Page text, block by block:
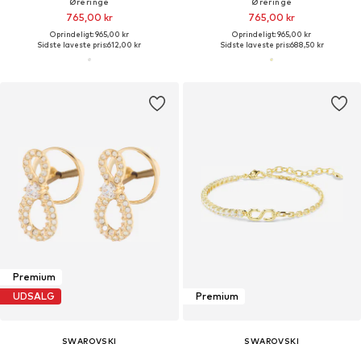
765,00 kr
Oprindeligt: 965,00 kr
Sidste laveste pris:612,00 kr
765,00 kr
Oprindeligt: 965,00 kr
Sidste laveste pris:688,50 kr
Premium
UDSALG
SWAROVSKI
Premium
SWAROVSKI